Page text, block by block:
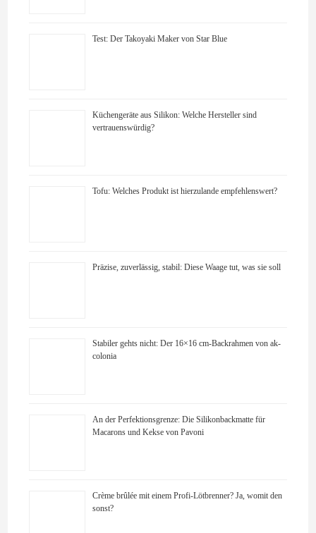
Test: Der Takoyaki Maker von Star Blue
Küchengeräte aus Silikon: Welche Hersteller sind
vertrauenswürdig?
Tofu: Welches Produkt ist hierzulande empfehlenswert?
Präzise, zuverlässig, stabil: Diese Waage tut, was sie soll
Stabiler gehts nicht: Der 16×16 cm-Backrahmen von ak-
colonia
An der Perfektionsgrenze: Die Silikonbackmatte für
Macarons und Kekse von Pavoni
Crème brûlée mit einem Profi-Lötbrenner? Ja, womit den
sonst?